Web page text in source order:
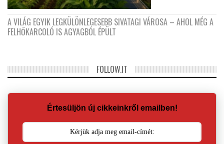
A VILÁG EGYIK LEGKÜLÖNLEGESEBB SIVATAGI VÁROSA – AHOL MÉG A
FELHŐKARCOLÓ IS AGYAGBÓL ÉPÜLT
FOLLOW.IT
Értesüljön új cikkeinkről emailben!